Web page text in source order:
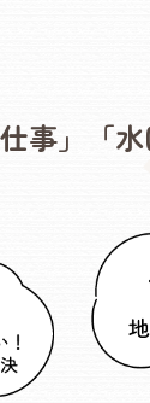
仕事」「